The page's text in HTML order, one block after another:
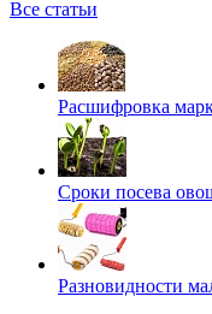
Все статьи
Расшифровка
Сроки посева
Разновидности